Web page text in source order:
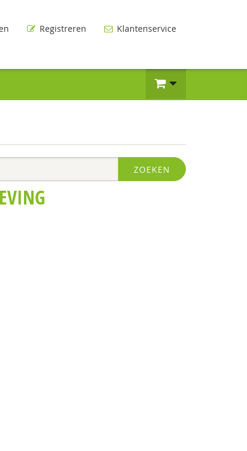
Registreren Klantenservice
ZOEKEN